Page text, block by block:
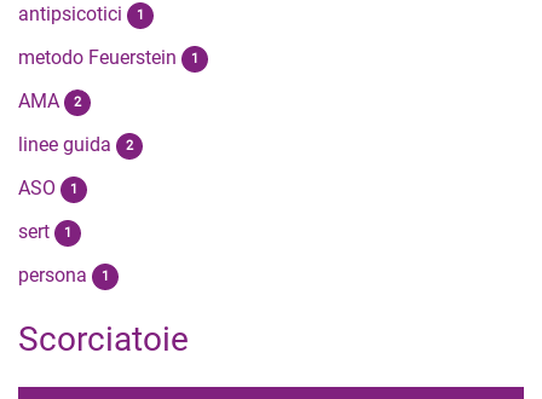
antipsicotici 1
metodo Feuerstein 1
AMA 2
linee guida 2
ASO 1
sert 1
persona 1
Scorciatoie